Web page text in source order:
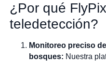
¿Por qué
teledetección?
Monitoreo preciso
bosques: Nuestra